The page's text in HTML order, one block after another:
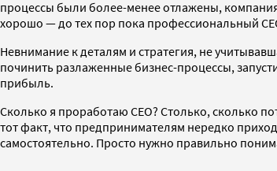
процессы были более-менее отлажены,
хорошо — до тех пор пока профессиональный
Невнимание к деталям и стратегия, не
починить разлаженные бизнес-процессы,
прибыль.
Сколько я проработаю СЕО? Столько, сколько
тот факт, что предпринимателям нередко
самостоятельно. Просто нужно правильно